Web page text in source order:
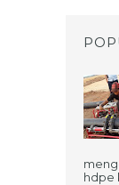
hdpe